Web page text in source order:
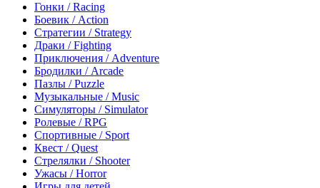
Гонки / Racing
Боевик / Action
Стратегии / Strategy
Драки / Fighting
Приключения / Adventure
Бродилки / Arcade
Пазлы / Puzzle
Музыкальные / Music
Симуляторы / Simulator
Ролевые / RPG
Спортивные / Sport
Квест / Quest
Стрелялки / Shooter
Ужасы / Horror